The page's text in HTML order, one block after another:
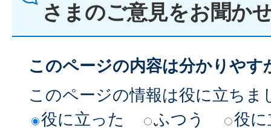
さまのご意見をお聞か
このページの内容は分かりやす
このページの情報は役に立ちま
役に立った
ふつう 役